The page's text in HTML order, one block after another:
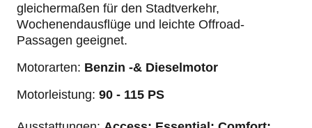
gleichermaßen für den Stadtverkehr,
Wochenendausflüge und leichte Offroad-
Passagen geeignet.
Motorarten: Benzin -& Dieselmotor
Motorleistung: 90 - 115 PS